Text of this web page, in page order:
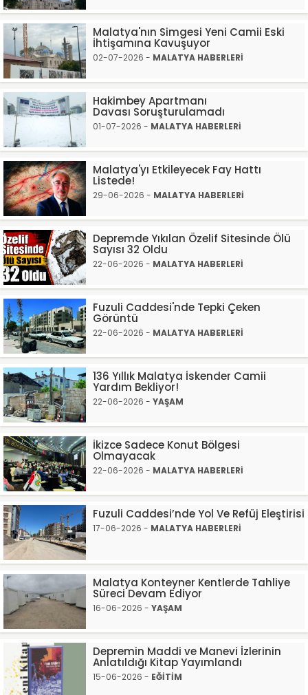
Malatya'nın Simgesi Yeni Camii Eski
İhtişamına Kavuşuyor
02-07-2026 - MALATYA HABERLERİ
Hakimbey Apartmanı
Davası Soruşturulamadı
01-07-2026 - MALATYA HABERLERİ
Malatya'yı Etkileyecek Fay Hattı
Listede!
29-06-2026 - MALATYA HABERLERİ
Depremde Yıkılan Özelif Sitesinde Ölü
Sayısı 32 Oldu
22-06-2026 - MALATYA HABERLERİ
Fuzuli Caddesi'nde Tepki Çeken
Görüntü
22-06-2026 - MALATYA HABERLERİ
136 Yıllık Malatya İskender Camii
Yardım Bekliyor!
22-06-2026 - YAŞAM
İkizce Sadece Konut Bölgesi
Olmayacak
22-06-2026 - MALATYA HABERLERİ
Fuzuli Caddesi’nde Yol Ve Refüj Eleştirisi
17-06-2026 - MALATYA HABERLERİ
Malatya Konteyner Kentlerde Tahliye
Süreci Devam Ediyor
16-06-2026 - YAŞAM
Depremin Maddi ve Manevi İzlerinin
Anlatıldığı Kitap Yayımlandı
15-06-2026 - EĞİTİM